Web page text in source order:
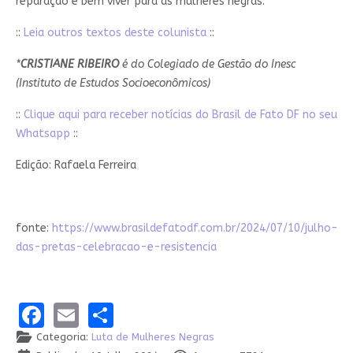
:: Leia outros textos deste colunista::
*CRISTIANE RIBEIROé do Colegiado de Gestão do Inesc
(Instituto de Estudos Socioeconômicos)
:: Clique aqui para receber notícias do Brasil de Fato DF no seu
Whatsapp ::
Edição: Rafaela Ferreira
fonte: https://www.brasildefatodf.com.br/2024/07/10/julho-
das-pretas-celebracao-e-resistencia
Facebook
EmailShare
Categoria: Luta de Mulheres Negras